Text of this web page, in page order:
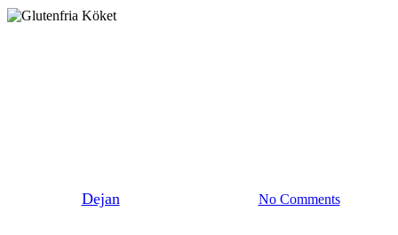
Dejan No Comments